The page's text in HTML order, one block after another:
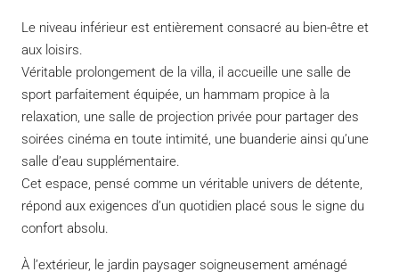
Le niveau inférieur est entièrement consacré au bien-être et
aux loisirs.
Véritable prolongement de la villa, il accueille une salle de
sport parfaitement équipée, un hammam propice à la
relaxation, une salle de projection privée pour partager des
soirées cinéma en toute intimité, une buanderie ainsi qu’une
salle d’eau supplémentaire.
Cet espace, pensé comme un véritable univers de détente,
répond aux exigences d’un quotidien placé sous le signe du
confort absolu.
À l’extérieur, le jardin paysager soigneusement aménagé